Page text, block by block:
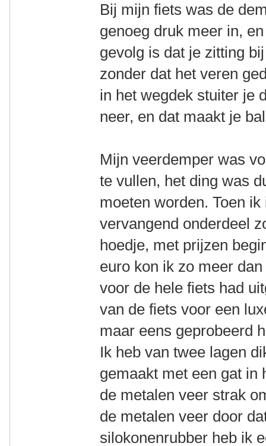
Bij mijn fiets was de
genoeg druk meer in,
gevolg is dat je zitting
zonder dat het veren
in het wegdek stuiter je
neer, en dat maakt je
Mijn veerdemper was
te vullen, het ding was
moeten worden. Toen
vervangend onderdeel
hoedje, met prijzen
euro kon ik zo meer
voor de hele fiets had
van de fiets voor een
maar eens geprobeerd
Ik heb van twee lagen
gemaakt met een gat in
de metalen veer strak
de metalen veer door
silokonenrubber heb ik